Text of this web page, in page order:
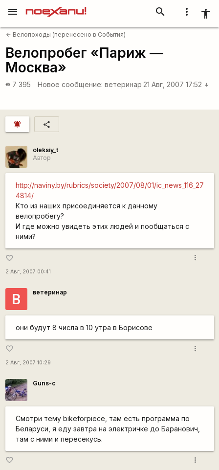
more_vert accessibility_new
search
menu
arrow_back Велопоходы (перенесено в События)
Велопробег «Париж —
Москва»
visibility 7 395 Новое сообщение: ветеринар 21 Авг, 2007 17:52 arrow_downward
notifications_active share
oleksiy_t
Автор
http://naviny.by/rubrics/society/2007/08/01/ic_news_116_27
4814/
Кто из наших присоединяется к данному
велопробегу?
И где можно увидеть этих людей и пообщаться с
ними?
favorite_border
2 Авг, 2007 00:41
more_vert
В ветеринар
они будут 8 числа в 10 утра в Борисове
favorite_border
2 Авг, 2007 10:29
more_vert
Guns-c
Смотри тему bikeforpiece, там есть программа по
Беларуси, я еду завтра на электричке до Баранович,
там с ними и пересекусь.
favorite_border more_vert